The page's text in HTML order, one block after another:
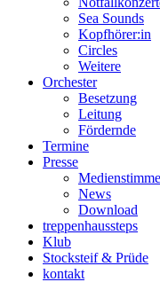
Sea Sounds
Kopfhörer:in
Circles
Weitere
Orchester
Besetzung
Leitung
Fördernde
Termine
Presse
News
Download
treppenhaussteps
Klub
Stocksteif & Prüde
kontakt